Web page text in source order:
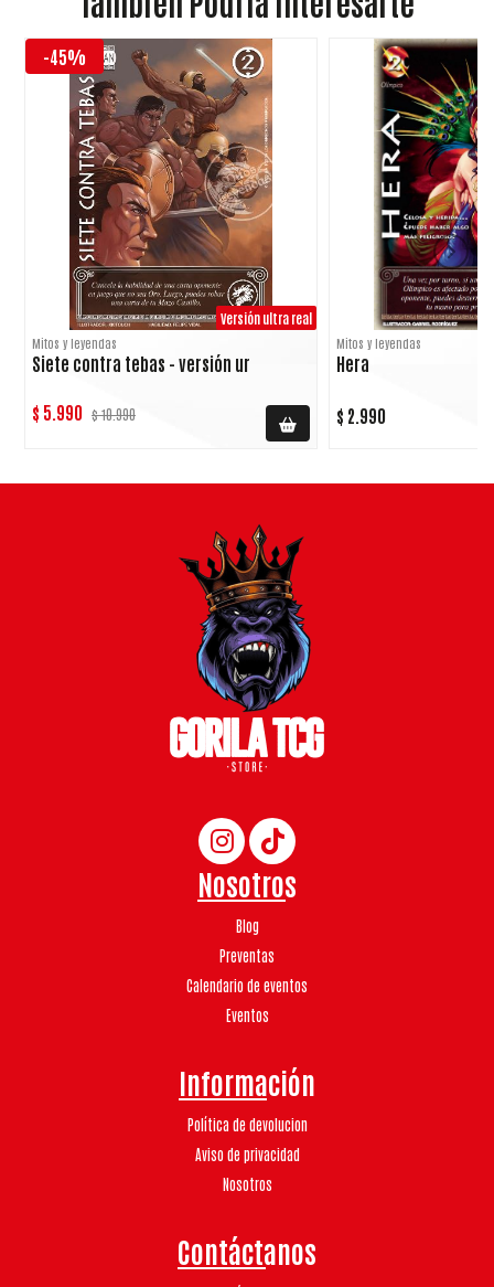
-45%
Versión ultra real
Mitos y leyendas
Siete contra tebas - versión ur
$ 5.990 $ 10.990
Mitos y leyendas
Hera
$ 2.990
Nosotros
Blog
Preventas
Calendario de eventos
Eventos
Información
Política de devolucion
Aviso de privacidad
Nosotros
Contáctanos